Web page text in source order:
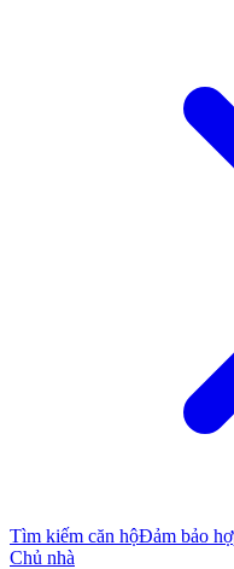
Tìm kiếm căn hộĐảm bảo
Chủ nhà